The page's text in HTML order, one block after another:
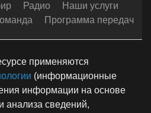
Радио
Наши услуги
Программа передач
применяются
(информационные
информации на основе
анализа сведений,